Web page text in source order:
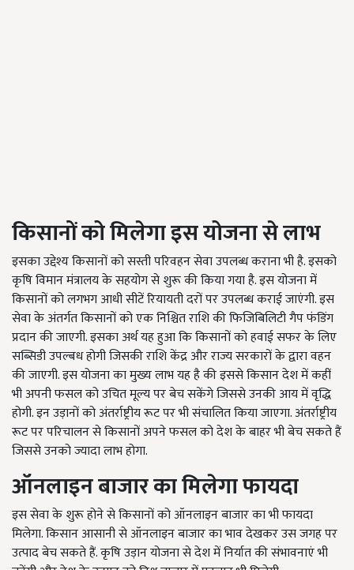
किसानों को मिलेगा इस योजना से लाभ
इसका उद्देश्य किसानों को सस्ती परिवहन सेवा उपलब्ध कराना भी है. इसको
कृषि विमान मंत्रालय के सहयोग से शुरू की किया गया है. इस योजना में
किसानों को लगभग आधी सीटें रियायती दरों पर उपलब्ध कराई जाएंगी. इस
सेवा के अंतर्गत किसानों को एक निश्चित राशि की फिजिबिलिटी गैप फंडिंग
प्रदान की जाएगी. इसका अर्थ यह हुआ कि किसानों को हवाई सफर के लिए
सब्सिडी उपल्बध होगी जिसकी राशि केंद्र और राज्य सरकारों के द्वारा वहन
की जाएगी. इस योजना का मुख्य लाभ यह है की इससे किसान देश में कहीं
भी अपनी फसल को उचित मूल्य पर बेच सकेंगे जिससे उनकी आय में वृद्धि
होगी. इन उड़ानों को अंतर्राष्ट्रीय रूट पर भी संचालित किया जाएगा. अंतर्राष्ट्रीय
रूट पर परिचालन से किसानों अपने फसल को देश के बाहर भी बेच सकते हैं
जिससे उनको ज्यादा लाभ होगा.
ऑनलाइन बाजार का मिलेगा फायदा
इस सेवा के शुरू होने से किसानों को ऑनलाइन बाजार का भी फायदा
मिलेगा. किसान आसानी से ऑनलाइन बाजार का भाव देखकर उस जगह पर
उत्पाद बेच सकते हैं. कृषि उड़ान योजना से देश में निर्यात की संभावनाएं भी